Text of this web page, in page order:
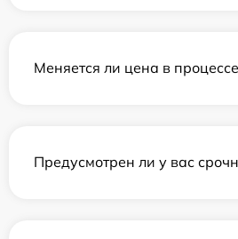
Меняется ли цена в
Предусмотрен ли у вас